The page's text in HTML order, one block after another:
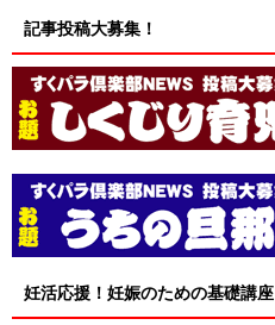
記事投稿大募集！
妊活応援！妊娠のための基礎講座